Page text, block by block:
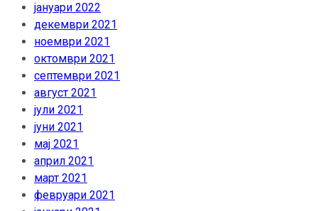
јануари 2022
декември 2021
ноември 2021
октомври 2021
септември 2021
август 2021
јули 2021
јуни 2021
мај 2021
април 2021
март 2021
февруари 2021